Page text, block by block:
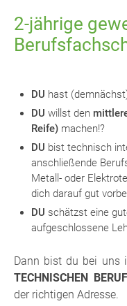
2-jährige
DU hast
DU willst den
Reife) machen!?
DU bist technisch
anschließende
Metall- oder
dich darauf gut
DU schätzst eine
aufgeschlossene
Dann bist du bei uns
TECHNISCHEN
der richtigen Adresse.